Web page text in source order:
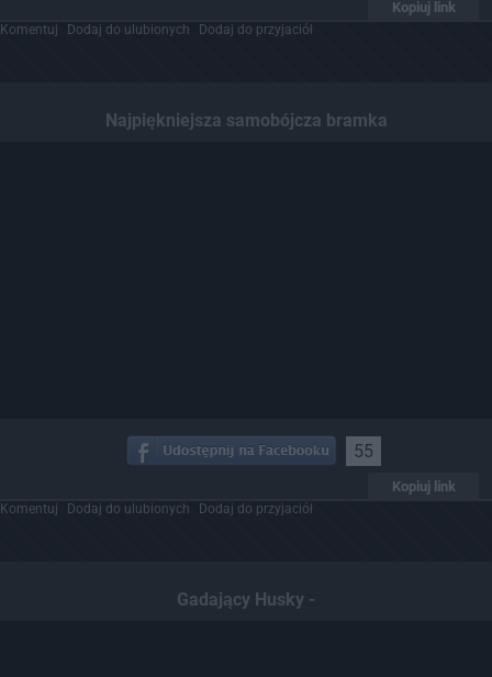
Kopiuj link
Komentuj Dodaj do ulubionych Dodaj do przyjaciół
Najpiękniejsza samobójcza bramka
55
Kopiuj link
Komentuj Dodaj do ulubionych Dodaj do przyjaciół
Gadający Husky -